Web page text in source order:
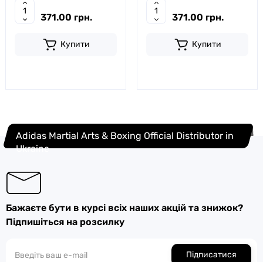
371.00 грн.
Купити
371.00 грн.
Купити
Adidas Martial Arts & Boxing Official Distributor in
Ukraine
Бажаєте бути в курсі всіх наших акцій та знижок?
Підпишіться на розсилку
Підписатися